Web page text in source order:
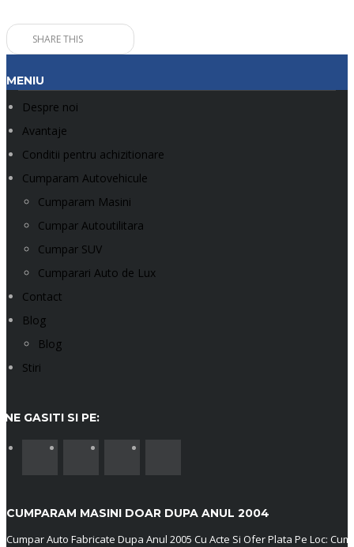
SHARE THIS
MENIU
Despre noi
Avantaje
Conditii pentru achizitionare
Cumparam Autovehicule
Cumparam Masini
Cumpar Autoutilitara
Cumpar SUV
Cumparari Auto de Lux
Contact
Blog
Blog
Stiri
NE GASITI SI PE:
CUMPARAM MASINI DOAR DUPA ANUL 2004
Cumpar Auto Fabricate Dupa Anul 2005 Cu Acte Si Ofer Plata Pe Loc: